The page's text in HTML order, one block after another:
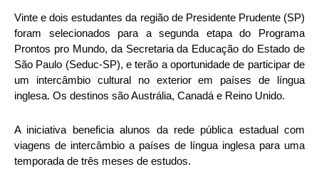
Vinte e dois estudantes da região de Presidente Prudente (SP)
foram selecionados para a segunda etapa do Programa
Prontos pro Mundo, da Secretaria da Educação do Estado de
São Paulo (Seduc-SP), e terão a oportunidade de participar de
um intercâmbio cultural no exterior em países de língua
inglesa. Os destinos são Austrália, Canadá e Reino Unido.
A iniciativa beneficia alunos da rede pública estadual com
viagens de intercâmbio a países de língua inglesa para uma
temporada de três meses de estudos.